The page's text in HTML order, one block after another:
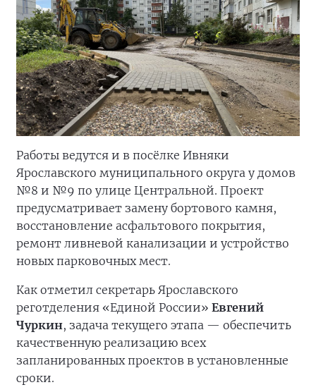
Работы ведутся и в посёлке Ивняки
Ярославского муниципального округа у домов
№8 и №9 по улице Центральной. Проект
предусматривает замену бортового камня,
восстановление асфальтового покрытия,
ремонт ливневой канализации и устройство
новых парковочных мест.
Как отметил секретарь Ярославского
реготделения «Единой России» Евгений
Чуркин, задача текущего этапа — обеспечить
качественную реализацию всех
запланированных проектов в установленные
сроки.